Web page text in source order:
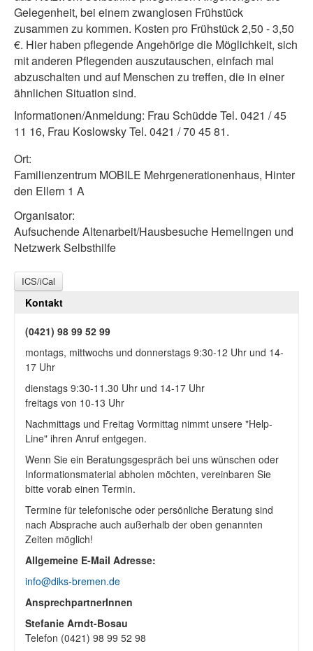
Gelegenheit, bei einem zwanglosen Frühstück
zusammen zu kommen. Kosten pro Frühstück 2,50 - 3,50
€. Hier haben pflegende Angehörige die Möglichkeit, sich
mit anderen Pflegenden auszutauschen, einfach mal
abzuschalten und auf Menschen zu treffen, die in einer
ähnlichen Situation sind.
Informationen/Anmeldung: Frau Schüdde Tel. 0421 / 45
11 16, Frau Koslowsky Tel. 0421 / 70 45 81.
Ort:
Familienzentrum MOBILE Mehrgenerationenhaus, Hinter
den Ellern 1 A
Organisator:
Aufsuchende Altenarbeit/Hausbesuche Hemelingen und
Netzwerk Selbsthilfe
ICS/iCal
Kontakt
(0421) 98 99 52 99
montags, mittwochs und donnerstags 9:30-12 Uhr und 14-
17 Uhr
dienstags 9:30-11.30 Uhr und 14-17 Uhr
freitags von 10-13 Uhr
Nachmittags und Freitag Vormittag nimmt unsere "Help-
Line" ihren Anruf entgegen.
Wenn Sie ein Beratungsgespräch bei uns wünschen oder
Informationsmaterial abholen möchten, vereinbaren Sie
bitte vorab einen Termin.
Termine für telefonische oder persönliche Beratung sind
nach Absprache auch außerhalb der oben genannten
Zeiten möglich!
Allgemeine E-Mail Adresse:
info@diks-bremen.de
AnsprechpartnerInnen
Stefanie Arndt-Bosau
Telefon (0421) 98 99 52 98